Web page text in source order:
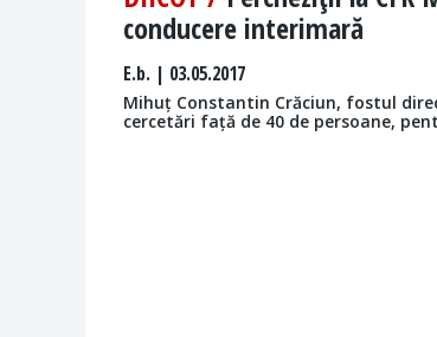
conducere interimară
E.b. | 03.05.2017
Mihuț Constantin Crăciun, fostul
cercetări față de 40 de persoane,